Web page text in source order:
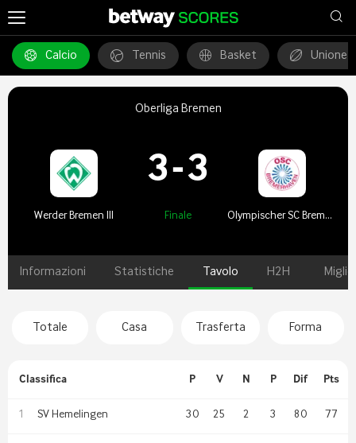
Calcio Tennis Basket Unione
Oberliga Bremen
Werder Bremen III
3-3
Finale Olympischer SC Bremerhaven
Informazioni Statistiche Tavolo H2H
Totale Casa Trasferta Forma
Classifica P V N P Dif Pts
1 SV Hemelingen 30 25 2 3 80 77